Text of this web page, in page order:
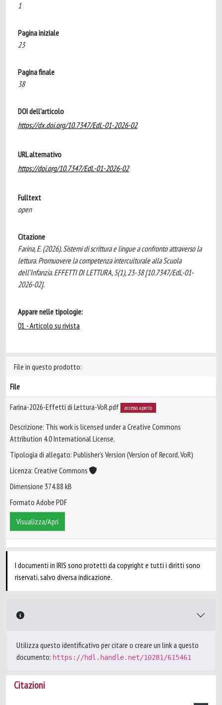
1
Pagina iniziale
23
Pagina finale
38
DOI dell'articolo
https://dx.doi.org/10.7347/EdL-01-2026-02
URL alternativo
https://doi.org/10.7347/EdL-01-2026-02
Fulltext
open
Citazione
Farina, E. (2026). Sistemi di scrittura e lingue a confronto attraverso la
lettura. Promuovere la competenza interculturale alla Scuola
dell’Infanzia. EFFETTI DI LETTURA, 5(1), 23-38 [10.7347/EdL-01-
2026-02].
Appare nelle tipologie:
01 - Articolo su rivista
File in questo prodotto:
File
Farina-2026-Effetti di Lettura-VoR.pdf accesso aperto
Descrizione: This work is licensed under a Creative Commons
Attribution 4.0 International License.
Tipologia di allegato: Publisher’s Version (Version of Record, VoR)
Licenza: Creative Commons
Dimensione 374.88 kB
Formato Adobe PDF
Visualizza/Apri
I documenti in IRIS sono protetti da copyright e tutti i diritti sono
riservati, salvo diversa indicazione.
Utilizza questo identificativo per citare o creare un link a questo
documento: https://hdl.handle.net/10281/615461
Citazioni